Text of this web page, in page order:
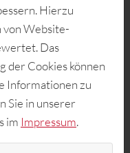
BRIEF
er nach wie vor
um
zu liefern, Interessen
um persönliche
Hierzu
Website-
Das
der Cookies können
Informationen zu
Sie in unserer
im Impressum.